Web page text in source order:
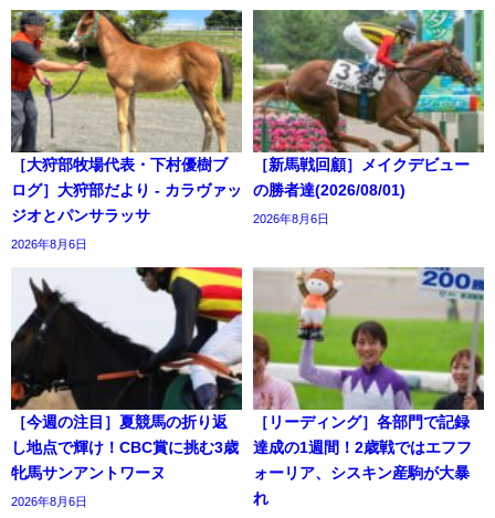
［大狩部牧場代表・下村優樹ブ
ログ］大狩部だより - カラヴァッ
ジオとパンサラッサ
2026年8月6日
［新馬戦回顧］メイクデビュー
の勝者達(2026/08/01)
2026年8月6日
［今週の注目］夏競馬の折り返
し地点で輝け！CBC賞に挑む3歳
牝馬サンアントワーヌ
2026年8月6日
［リーディング］各部門で記録
達成の1週間！2歳戦ではエフフ
ォーリア、シスキン産駒が大暴
れ